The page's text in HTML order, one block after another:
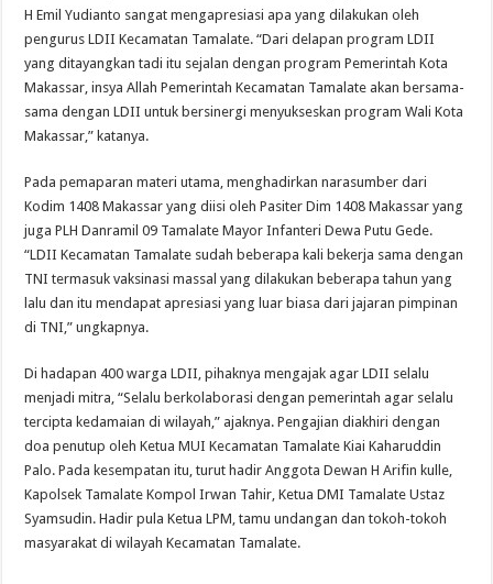
H Emil Yudianto sangat mengapresiasi apa yang dilakukan oleh
pengurus LDII Kecamatan Tamalate. “Dari delapan program LDII
yang ditayangkan tadi itu sejalan dengan program Pemerintah Kota
Makassar, insya Allah Pemerintah Kecamatan Tamalate akan bersama-
sama dengan LDII untuk bersinergi menyukseskan program Wali Kota
Makassar,” katanya.
Pada pemaparan materi utama, menghadirkan narasumber dari
Kodim 1408 Makassar yang diisi oleh Pasiter Dim 1408 Makassar yang
juga PLH Danramil 09 Tamalate Mayor Infanteri Dewa Putu Gede.
“LDII Kecamatan Tamalate sudah beberapa kali bekerja sama dengan
TNI termasuk vaksinasi massal yang dilakukan beberapa tahun yang
lalu dan itu mendapat apresiasi yang luar biasa dari jajaran pimpinan
di TNI,” ungkapnya.
Di hadapan 400 warga LDII, pihaknya mengajak agar LDII selalu
menjadi mitra, “Selalu berkolaborasi dengan pemerintah agar selalu
tercipta kedamaian di wilayah,” ajaknya. Pengajian diakhiri dengan
doa penutup oleh Ketua MUI Kecamatan Tamalate Kiai Kaharuddin
Palo. Pada kesempatan itu, turut hadir Anggota Dewan H Arifin kulle,
Kapolsek Tamalate Kompol Irwan Tahir, Ketua DMI Tamalate Ustaz
Syamsudin. Hadir pula Ketua LPM, tamu undangan dan tokoh-tokoh
masyarakat di wilayah Kecamatan Tamalate.